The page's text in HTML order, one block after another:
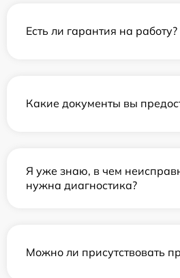
Есть ли гарантия на работу?
Какие документы вы
Я уже знаю, в чем
нужна диагностика?
Можно ли присутствовать